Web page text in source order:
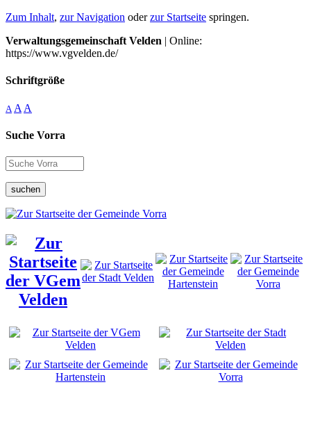
Zum Inhalt, zur Navigation oderzur Startseite springen.
Verwaltungsgemeinschaft Velden | Online:
https://www.vgvelden.de/
Schriftgröße
A A A
Suche Vorra
suchen